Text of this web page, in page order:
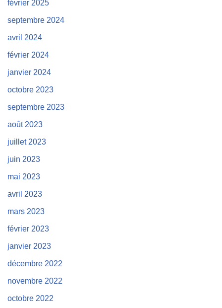
février 2025
septembre 2024
avril 2024
février 2024
janvier 2024
octobre 2023
septembre 2023
août 2023
juillet 2023
juin 2023
mai 2023
avril 2023
mars 2023
février 2023
janvier 2023
décembre 2022
novembre 2022
octobre 2022